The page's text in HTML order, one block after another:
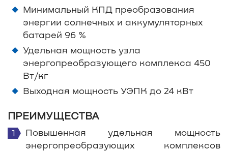
Минимальный КПД преобразования
энергии солнечных и аккумуляторных
батарей 96 %
Удельная мощность узла
энергопреобразующего комплекса 450
Вт/кг
Выходная мощность УЭПК до 24 кВт
ПРЕИМУЩЕСТВА
Повышенная удельная мощность
энергопреобразующих комплексов